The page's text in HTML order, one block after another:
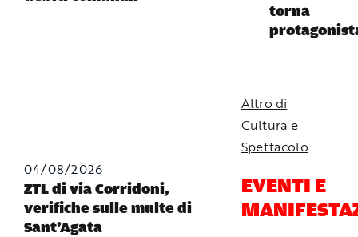
04/08/2026
ZTL di via Corridoni,
verifiche sulle multe di
Sant’Agata
torna
Altro di
Cultura e
Spettacolo
EVENTI E